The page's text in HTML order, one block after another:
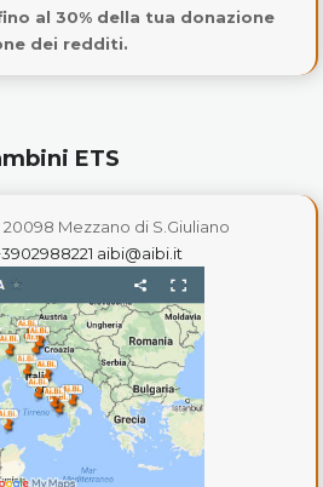
al 30% della tua donazione
dei redditi.
ETS
20098 Mezzano di S.Giuliano
aibi@aibi.it